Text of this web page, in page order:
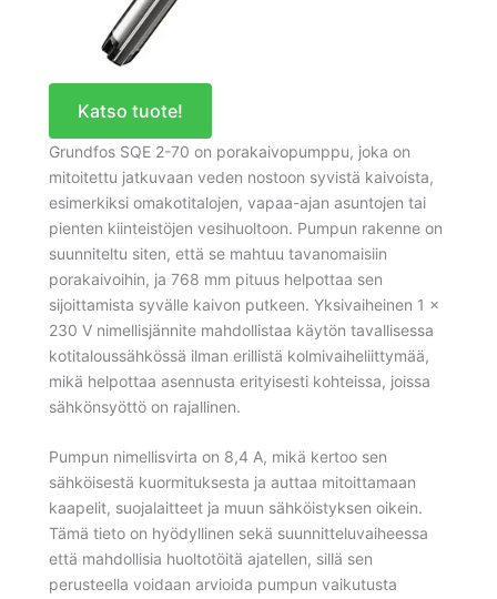
Katso tuote!
Grundfos SQE 2-70 on porakaivopumppu, joka on
mitoitettu jatkuvaan veden nostoon syvistä kaivoista,
esimerkiksi omakotitalojen, vapaa-ajan asuntojen tai
pienten kiinteistöjen vesihuoltoon. Pumpun rakenne on
suunniteltu siten, että se mahtuu tavanomaisiin
porakaivoihin, ja 768 mm pituus helpottaa sen
sijoittamista syvälle kaivon putkeen. Yksivaiheinen 1 x
230 V nimellisjännite mahdollistaa käytön tavallisessa
kotitaloussähkössä ilman erillistä kolmivaiheliittymää,
mikä helpottaa asennusta erityisesti kohteissa, joissa
sähkönsyöttö on rajallinen.
Pumpun nimellisvirta on 8,4 A, mikä kertoo sen
sähköisestä kuormituksesta ja auttaa mitoittamaan
kaapelit, suojalaitteet ja muun sähköistyksen oikein.
Tämä tieto on hyödyllinen sekä suunnitteluvaiheessa
että mahdollisia huoltotöitä ajatellen, sillä sen
perusteella voidaan arvioida pumpun vaikutusta